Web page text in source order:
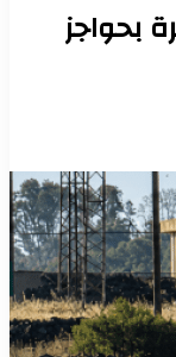
بحواجز